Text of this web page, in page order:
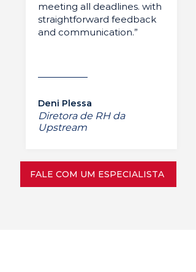
meeting all deadlines. with
straightforward feedback
and communication.”
Deni Plessa
Diretora de RH da
Upstream
FALE COM UM ESPECIALISTA